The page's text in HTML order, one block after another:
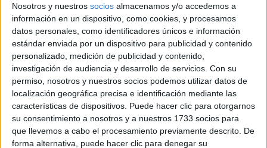
Nosotros y nuestros socios almacenamos y/o accedemos a
información en un dispositivo, como cookies, y procesamos
datos personales, como identificadores únicos e información
estándar enviada por un dispositivo para publicidad y contenido
personalizado, medición de publicidad y contenido,
investigación de audiencia y desarrollo de servicios. Con su
permiso, nosotros y nuestros socios podemos utilizar datos de
localización geográfica precisa e identificación mediante las
características de dispositivos. Puede hacer clic para otorgarnos
su consentimiento a nosotros y a nuestros 1733 socios para
que llevemos a cabo el procesamiento previamente descrito. De
forma alternativa, puede hacer clic para denegar su
Contraseña:*
Introduce la contraseña que acompaña a tu nombre de usuario